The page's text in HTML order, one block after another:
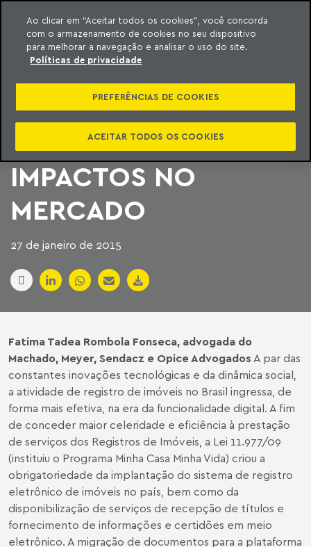
o conteúdo
Machado Meyer
REGISTRO
ELETRÔNICO DE
IMÓVEL E SEUS
IMPACTOS NO
MERCADO
27 de janeiro de 2015
Fatima Tadea Rombola Fonseca, advogada do
Machado, Meyer, Sendacz e Opice Advogados A par das
constantes inovações tecnológicas e da dinâmica social,
a atividade de registro de imóveis no Brasil ingressa, de
forma mais efetiva, na era da funcionalidade digital. A fim
de conceder maior celeridade e eficiência à prestação
de serviços dos Registros de Imóveis, a Lei 11.977/09
(instituiu o Programa Minha Casa Minha Vida) criou a
obrigatoriedade da implantação do sistema de registro
eletrônico de imóveis no país, bem como da
disponibilização de serviços de recepção de títulos e
fornecimento de informações e certidões em meio
eletrônico. A migração de documentos para a plataforma
Ao clicar em “Aceitar todos os cookies”, você concorda
com o armazenamento de cookies no seu dispositivo
para melhorar a navegação e analisar o uso do site.
Políticas de privacidade
PREFERÊNCIAS DE COOKIES
ACEITAR TODOS OS COOKIES